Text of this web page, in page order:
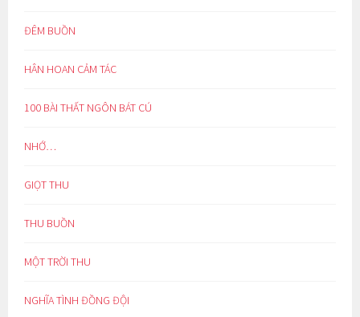
ĐÊM BUỒN
HÂN HOAN CẢM TÁC
100 BÀI THẤT NGÔN BÁT CÚ
NHỚ…
GIỌT THU
THU BUỒN
MỘT TRỜI THU
NGHĨA TÌNH ĐỒNG ĐỘI